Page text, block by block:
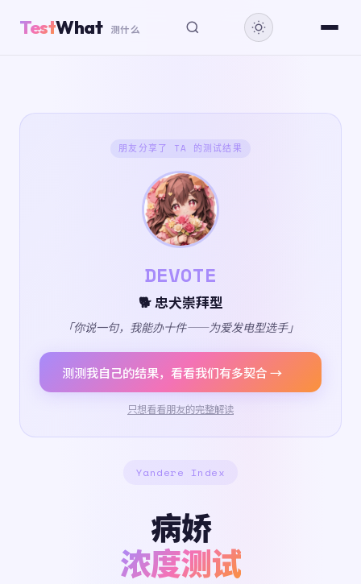
TestWhat 测什么
朋友分享了 TA 的测试结果
DEVOTE
🐕 忠犬崇拜型
「你说一句，我能办十件——为爱发电型选手」
测测我自己的结果，看看我们有多契合 →
只想看看朋友的完整解读
Yandere Index
病娇
浓度测试